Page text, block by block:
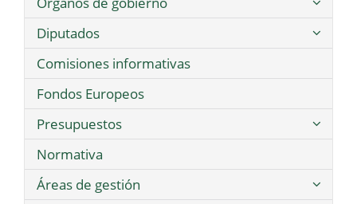
Diputados
Comisiones informativas
Fondos Europeos
Presupuestos
Normativa
Áreas de gestión